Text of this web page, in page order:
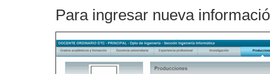
Para ingresar nueva